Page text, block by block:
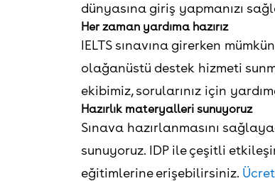
dünyasına giriş yapmanızı
Her zaman yardıma hazırız
IELTS sınavına girerken
olağanüstü destek hizmeti
ekibimiz, sorularınız için
Hazırlık materyalleri sunuyoruz
Sınava hazırlanmasını
sunuyoruz. IDP ile çeşitli
eğitimlerine erişebilirsiniz.